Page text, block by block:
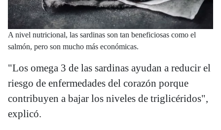
A nivel nutricional, las sardinas son tan beneficiosas como el
salmón, pero son mucho más económicas.
"Los omega 3 de las sardinas ayudan a reducir el
riesgo de enfermedades del corazón porque
contribuyen a bajar los niveles de triglicéridos",
explicó.